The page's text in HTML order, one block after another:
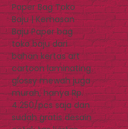
Paper Bag Toko
Baju | Kemasan
Baju Paper bag
toko baju dari
bahan kertas art
cartoon laminating
glossy mewah juga
murah, hanya Rp.
4.250/pcs saja dan
sudah gratis desain